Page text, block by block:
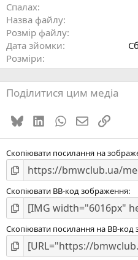
Спалах
Назва файлу
Розмір файлу
Дата зйомки
Розміри
Поділитися цим медіа
BlueskyLinkedInWhatsApp
E-mail
Скопіювати посилання на
Скопіювати BB-код зображення
Скопіювати посилання на BB-код